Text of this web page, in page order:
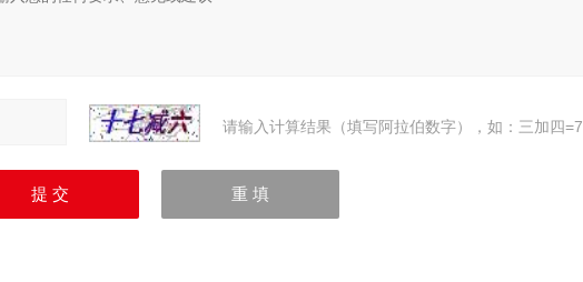
请输入计算结果（填写阿拉伯数字），如：三加四=7